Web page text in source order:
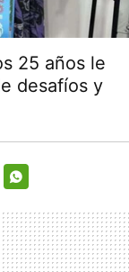
25 años le
desafíos y